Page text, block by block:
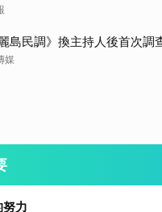
島民調》換主持人後首次調
媒
力